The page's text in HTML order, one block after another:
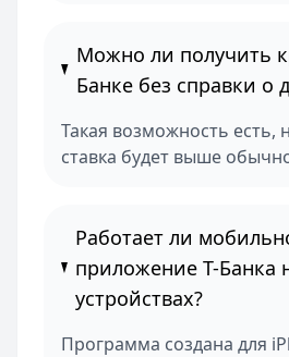
Можно ли получить
Банке без справки о
Такая возможность есть,
ставка будет выше
Работает ли
приложение Т-Банка
устройствах?
Программа создана для